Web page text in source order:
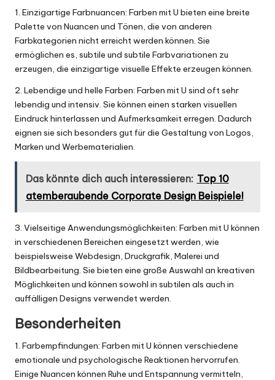
1. Einzigartige Farbnuancen: Farben mit U bieten eine breite
Palette von Nuancen und Tönen, die von anderen
Farbkategorien nicht erreicht werden können. Sie
ermöglichen es, subtile und subtile Farbvariationen zu
erzeugen, die einzigartige visuelle Effekte erzeugen können.
2. Lebendige und helle Farben: Farben mit U sind oft sehr
lebendig und intensiv. Sie können einen starken visuellen
Eindruck hinterlassen und Aufmerksamkeit erregen. Dadurch
eignen sie sich besonders gut für die Gestaltung von Logos,
Marken und Werbematerialien.
Das könnte dich auch interessieren: Top 10
atemberaubende Corporate Design Beispiele!
3. Vielseitige Anwendungsmöglichkeiten: Farben mit U können
in verschiedenen Bereichen eingesetzt werden, wie
beispielsweise Webdesign, Druckgrafik, Malerei und
Bildbearbeitung. Sie bieten eine große Auswahl an kreativen
Möglichkeiten und können sowohl in subtilen als auch in
auffälligen Designs verwendet werden.
Besonderheiten
1. Farbempfindungen: Farben mit U können verschiedene
emotionale und psychologische Reaktionen hervorrufen.
Einige Nuancen können Ruhe und Entspannung vermitteln,